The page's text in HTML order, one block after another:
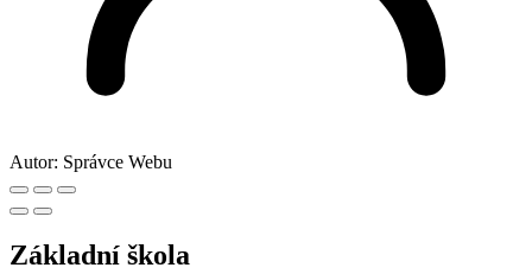
Autor: Správce Webu
Základní škola